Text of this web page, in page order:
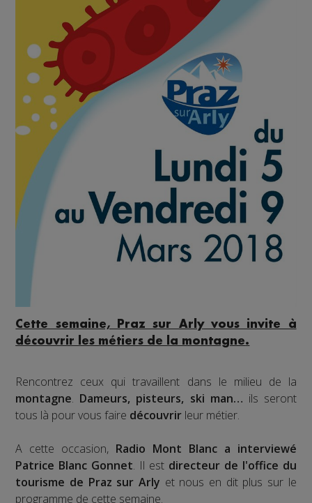
Cette semaine, Praz sur Arlyvous invite à
découvrir les métiers de la montagne.
Rencontrez ceux qui travaillent dans le milieu de la
montagne. Dameurs, pisteurs, ski man… ils seront
tous là pour vous faire découvrir leur métier.
A cette occasion, Radio Mont Blanc a interviewé
Patrice Blanc Gonnet. Il est directeur de l'office du
tourisme de Praz sur Arly et nous en dit plus sur le
programme de cette semaine.